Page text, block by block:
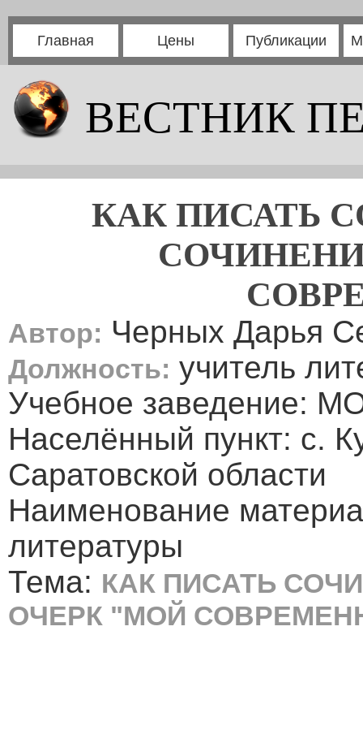
Главная Цены Публикации
ВЕСТНИК
КАК ПИСАТЬ
Автор: Черных Дарья
Должность: учитель
Учебное заведение:
Населённый пункт: с.
Саратовской области
Наименование
литературы
Тема: КАК ПИСАТЬ
ОЧЕРК "МОЙ